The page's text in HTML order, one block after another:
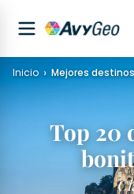
Inicio Mejores destinos
Top 20